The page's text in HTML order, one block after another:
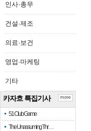
인사·총무
건설·제조
의료·보건
영업·마케팅
기타
카자흐 특집기사
51 Club Game
The Unassuming Thr…
more